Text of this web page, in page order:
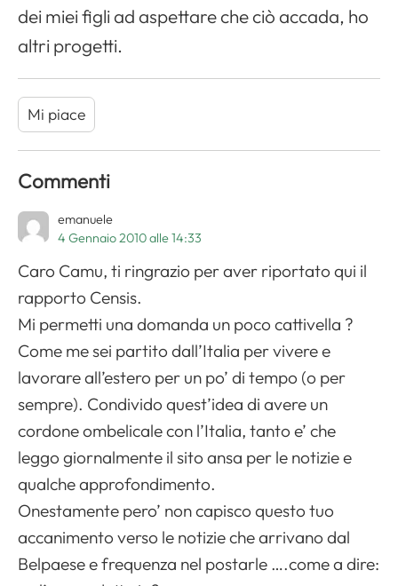
dei miei figli ad aspettare che ciò accada, ho
altri progetti.
Mi piace
Commenti
emanuele
4 Gennaio 2010 alle 14:33
Caro Camu, ti ringrazio per aver riportato qui il
rapporto Censis.
Mi permetti una domanda un poco cattivella ?
Come me sei partito dall’Italia per vivere e
lavorare all’estero per un po’ di tempo (o per
sempre). Condivido quest’idea di avere un
cordone ombelicale con l’Italia, tanto e’ che
leggo giornalmente il sito ansa per le notizie e
qualche approfondimento.
Onestamente pero’ non capisco questo tuo
accanimento verso le notizie che arrivano dal
Belpaese e frequenza nel postarle ….come a dire: